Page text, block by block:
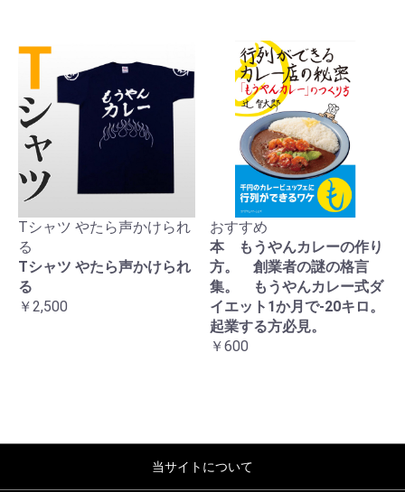
Tシャツ やたら声かけられ
る
Tシャツ やたら声かけられ
る
￥2,500
おすすめ
本 もうやんカレーの作り
方。 創業者の謎の格言
集。 もうやんカレー式ダ
イエット1か月で-20キロ。
起業する方必見。
￥600
当サイトについて